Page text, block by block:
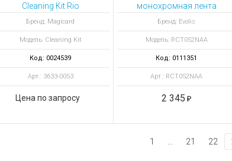
Cleaning Kit Rio
Pro/En+ чистящий
комплект
Бренд: Magicard
Модель: Cleaning Kit
Код: 0024539
Арт.: 3633-0053
Цена по запросу
монохромная лента
белая, 500 отпечатков
Бренд: Evolis
Модель: RCT052NAA
Код: 0111351
Арт.: RCT052NAA
2 345
1 21 22